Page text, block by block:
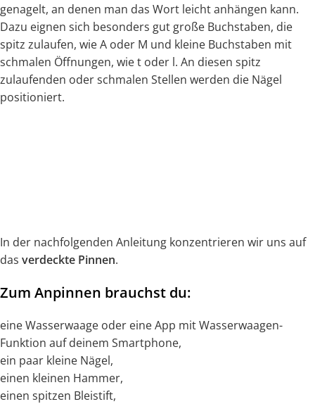
genagelt, an denen man das Wort leicht anhängen kann.
Dazu eignen sich besonders gut große Buchstaben, die
spitz zulaufen, wie A oder M und kleine Buchstaben mit
schmalen Öffnungen, wie t oder l. An diesen spitz
zulaufenden oder schmalen Stellen werden die Nägel
positioniert.
In der nachfolgenden Anleitung konzentrieren wir uns auf
das verdeckte Pinnen.
Zum Anpinnen brauchst du:
eine Wasserwaage oder eine App mit Wasserwaagen-
Funktion auf deinem Smartphone,
ein paar kleine Nägel,
einen kleinen Hammer,
einen spitzen Bleistift,